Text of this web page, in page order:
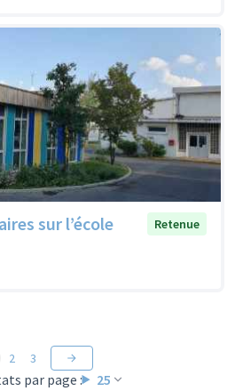
sur l’école
Retenue
par page : 25
2 3